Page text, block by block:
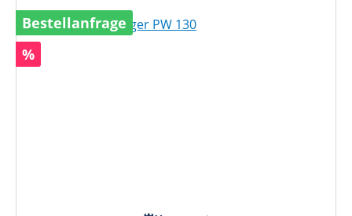
Bestellanfrage
Rabatt
%